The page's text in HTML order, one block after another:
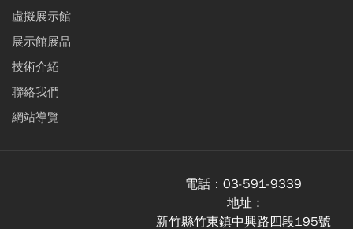
虛擬展示館
展示館展品
技術介紹
聯絡我們
網站導覽
電話： 03-591-9339
地址 :
新竹縣竹東鎮中興路四段195號